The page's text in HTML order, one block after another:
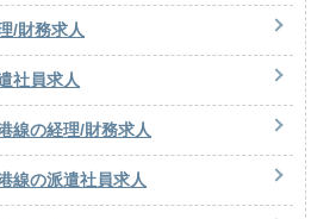
/財務求人
社員求人
線の経理/財務求人
線の派遣社員求人